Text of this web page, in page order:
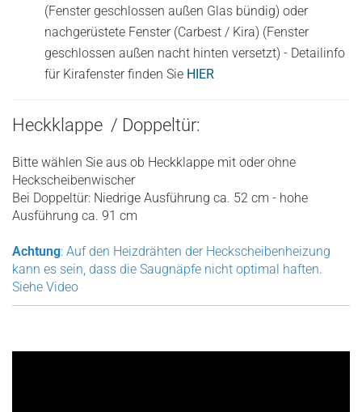
(Fenster geschlossen außen Glas bündig) oder
nachgerüstete Fenster (Carbest / Kira) (Fenster
geschlossen außen nacht hinten versetzt) - Detailinfo
für Kirafenster finden Sie HIER
Heckklappe / Doppeltür:
Bitte wählen Sie aus ob Heckklappe mit oder ohne
Heckscheibenwischer
Bei Doppeltür: Niedrige Ausführung ca. 52 cm - hohe
Ausführung ca. 91 cm
Achtung: Auf den Heizdrähten der Heckscheibenheizung
kann es sein, dass die Saugnäpfe nicht optimal haften.
Siehe Video